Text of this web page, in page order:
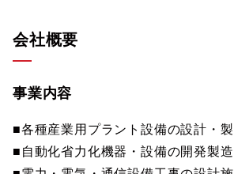
会社概要
事業内容
■各種産業用プラント設備の設計・
■自動化省力化機器・設備の開発製造